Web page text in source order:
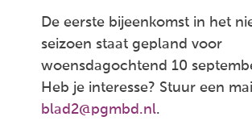
De eerste bijeenkomst in het
seizoen staat gepland voor
woensdagochtend 10
Heb je interesse? Stuur een
blad2@pgmbd.nl.